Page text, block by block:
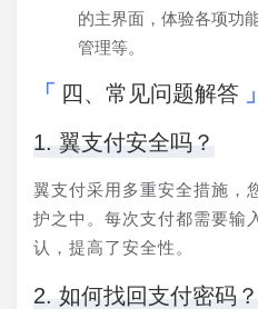
的主界面，体验各项功
管理等。
四、常见问题解答
1. 翼支付安全吗？
翼支付采用多重安全措施，
护之中。每次支付都需要输
认，提高了安全性。
2. 如何找回支付密码？